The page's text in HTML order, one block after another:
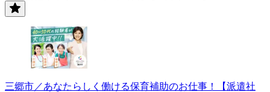
三郷市／あなたらしく働ける保育補助のお仕事！【派遣社